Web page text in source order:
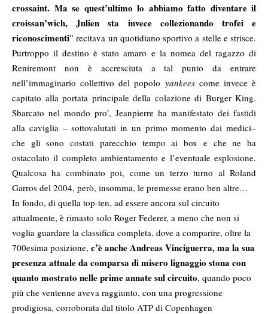
crossaint. Ma se quest’ultimo lo abbiamo fatto diventare il
croissan’wich, Julien sta invece collezionando trofei e
riconoscimenti” recitava un quotidiano sportivo a stelle e strisce.
Purtroppo il destino è stato amaro e la nomea del ragazzo di
Reniremont non è accresciuta a tal punto da entrare
nell’immaginario collettivo del popolo yankeescome invece è
capitato alla portata principale della colazione di Burger King.
Sbarcato nel mondo pro’, Jeanpierre ha manifestato dei fastidi
alla caviglia – sottovalutati in un primo momento dai medici–
che gli sono costati parecchio tempo ai box e che ne ha
ostacolato il completo ambientamento e l’eventuale esplosione.
Qualcosa ha combinato poi, come un terzo turno al Roland
Garros del 2004, però, insomma, le premesse erano ben altre…
In fondo, di quella top-ten, ad essere ancora sul circuito
attualmente, è rimasto solo Roger Federer, a meno che non si
voglia guardare la classifica completa, dove a comparire, oltre la
700esima posizione, c’è anche Andreas Vinciguerra, ma la sua
presenza attuale da comparsa di misero lignaggio stona con
quanto mostrato nelle prime annate sul circuito, quando poco
più che ventenne aveva raggiunto, con una progressione
prodigiosa, corroborata dal titolo ATP di Copenhagen